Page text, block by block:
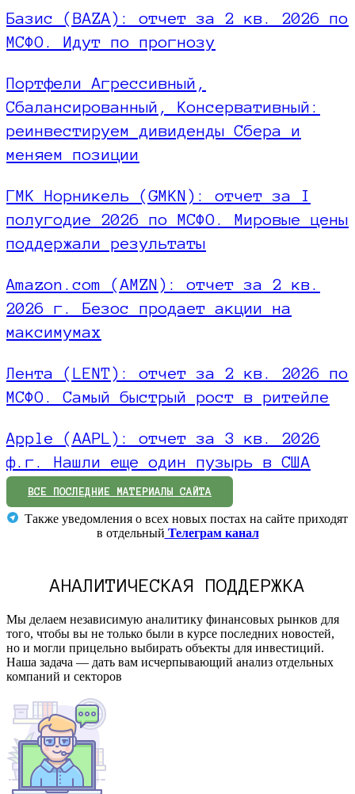
Базис (BAZA): отчет за 2 кв. 2026 по
МСФО. Идут по прогнозу
Портфели Агрессивный,
Сбалансированный, Консервативный:
реинвестируем дивиденды Сбера и
меняем позиции
ГМК Норникель (GMKN): отчет за I
полугодие 2026 по МСФО. Мировые цены
поддержали результаты
Amazon.com (AMZN): отчет за 2 кв.
2026 г. Безос продает акции на
максимумах
Лента (LENT): отчет за 2 кв. 2026 по
МСФО. Самый быстрый рост в ритейле
Apple (AAPL): отчет за 3 кв. 2026
ф.г. Нашли еще один пузырь в США
ВСЕ ПОСЛЕДНИЕ МАТЕРИАЛЫ САЙТА
Также уведомления о всех новых постах на сайте приходят
в отдельный Телеграм канал
АНАЛИТИЧЕСКАЯ ПОДДЕРЖКА
Мы делаем независимую аналитику финансовых рынков для
того, чтобы вы не только были в курсе последних новостей,
но и могли прицельно выбирать объекты для инвестиций.
Наша задача — дать вам исчерпывающий анализ отдельных
компаний и секторов